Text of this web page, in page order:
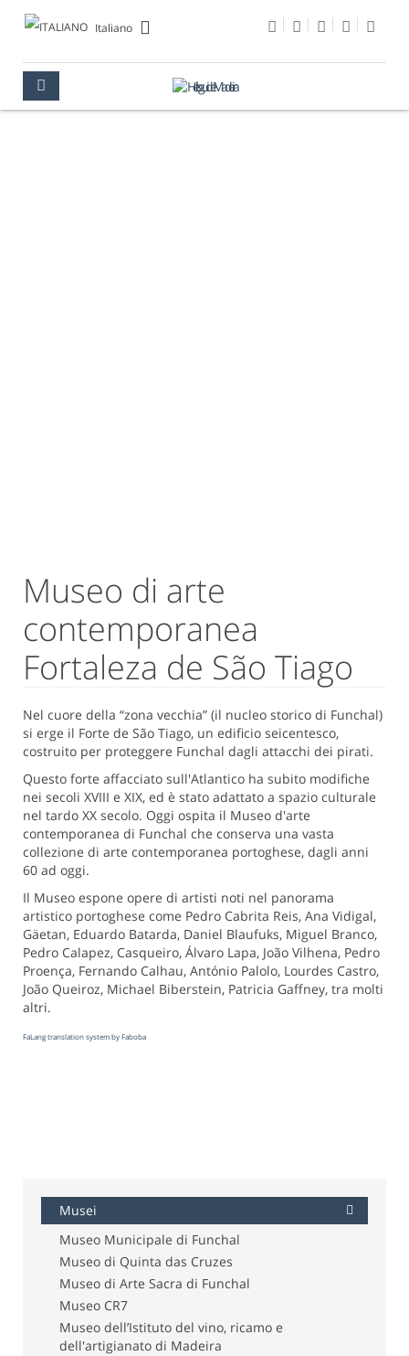
Italiano
Museo di arte
contemporanea
Fortaleza de São Tiago
Nel cuore della “zona vecchia” (il nucleo storico di Funchal)
si erge il Forte de São Tiago, un edificio seicentesco,
costruito per proteggere Funchal dagli attacchi dei pirati.
Questo forte affacciato sull'Atlantico ha subito modifiche
nei secoli XVIII e XIX, ed è stato adattato a spazio culturale
nel tardo XX secolo. Oggi ospita il Museo d'arte
contemporanea di Funchal che conserva una vasta
collezione di arte contemporanea portoghese, dagli anni
60 ad oggi.
Il Museo espone opere di artisti noti nel panorama
artistico portoghese come Pedro Cabrita Reis, Ana Vidigal,
Gäetan, Eduardo Batarda, Daniel Blaufuks, Miguel Branco,
Pedro Calapez, Casqueiro, Álvaro Lapa, João Vilhena, Pedro
Proença, Fernando Calhau, António Palolo, Lourdes Castro,
João Queiroz, Michael Biberstein, Patricia Gaffney, tra molti
altri.
FaLang translation system by Faboba
Musei
Museo Municipale di Funchal
Museo di Quinta das Cruzes
Museo di Arte Sacra di Funchal
Museo CR7
Museo dell’Istituto del vino, ricamo e
dell'artigianato di Madeira